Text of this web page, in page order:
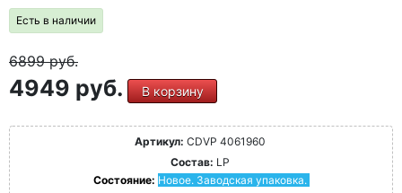
Есть в наличии
6899руб.
4949 руб. В корзину
Артикул: CDVP 4061960
Состав: LP
Состояние: Новое. Заводская упаковка.